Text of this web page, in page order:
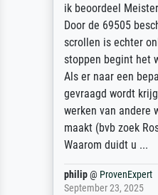
ik beoordeel
Door de 69505
scrollen is echter
stoppen begint het
Als er naar een
gevraagd wordt
werken van andere
maakt (bvb zoek
Waarom duidt u ...
philip@ProvenExpert
September 23, 2025